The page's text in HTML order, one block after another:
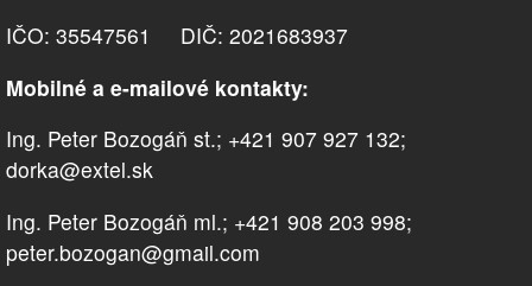
IČO: 35547561 DIČ: 2021683937
Mobilné a e-mailové kontakty:
Ing. Peter Bozogáň st.; +421 907 927 132;
dorka@extel.sk
Ing. Peter Bozogáň ml.; +421 908 203 998;
peter.bozogan@gmail.com